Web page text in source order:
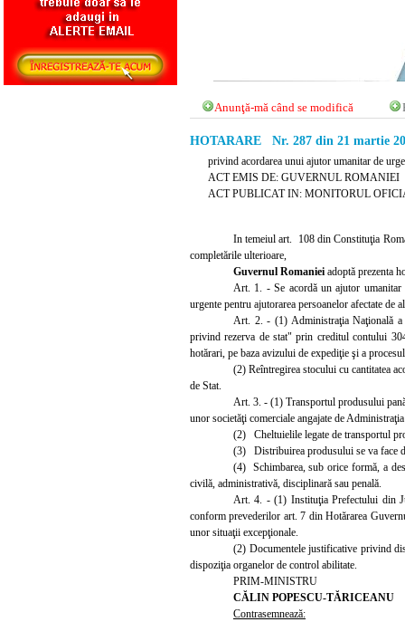
Anunţă-mă când se modifică
HOTARARE Nr. 287 din 21 martie
privind acordarea unui ajutor umanitar de
ACT EMIS DE: GUVERNUL ROMANIEI
ACT PUBLICAT IN: MONITORUL
In temeiul art. 108 din Constituţia
completările ulterioare,
Guvernul Romaniei adoptă prezenta
Art. 1. - Se acordă un ajutor
urgente pentru ajutorarea persoanelor afectate
Art. 2. - (1) Administraţia Naţională a
privind rezerva de stat" prin creditul contului
hotărari, pe baza avizului de expediţie şi a
(2) Reîntregirea stocului cu cantitatea
de Stat.
Art. 3. - (1) Transportul produsului
unor societăţi comerciale angajate de
(2) Cheltuielile legate de transportul
(3) Distribuirea produsului se va face
(4) Schimbarea, sub orice formă, a
civilă, administrativă, disciplinară sau penală.
Art. 4. - (1) Instituţia Prefectului din
conform prevederilor art. 7 din Hotărarea
unor situaţii excepţionale.
(2) Documentele justificative
dispoziţia organelor de control abilitate.
PRIM-MINISTRU
CĂLIN POPESCU-TĂRICEANU
Contrasemnează: